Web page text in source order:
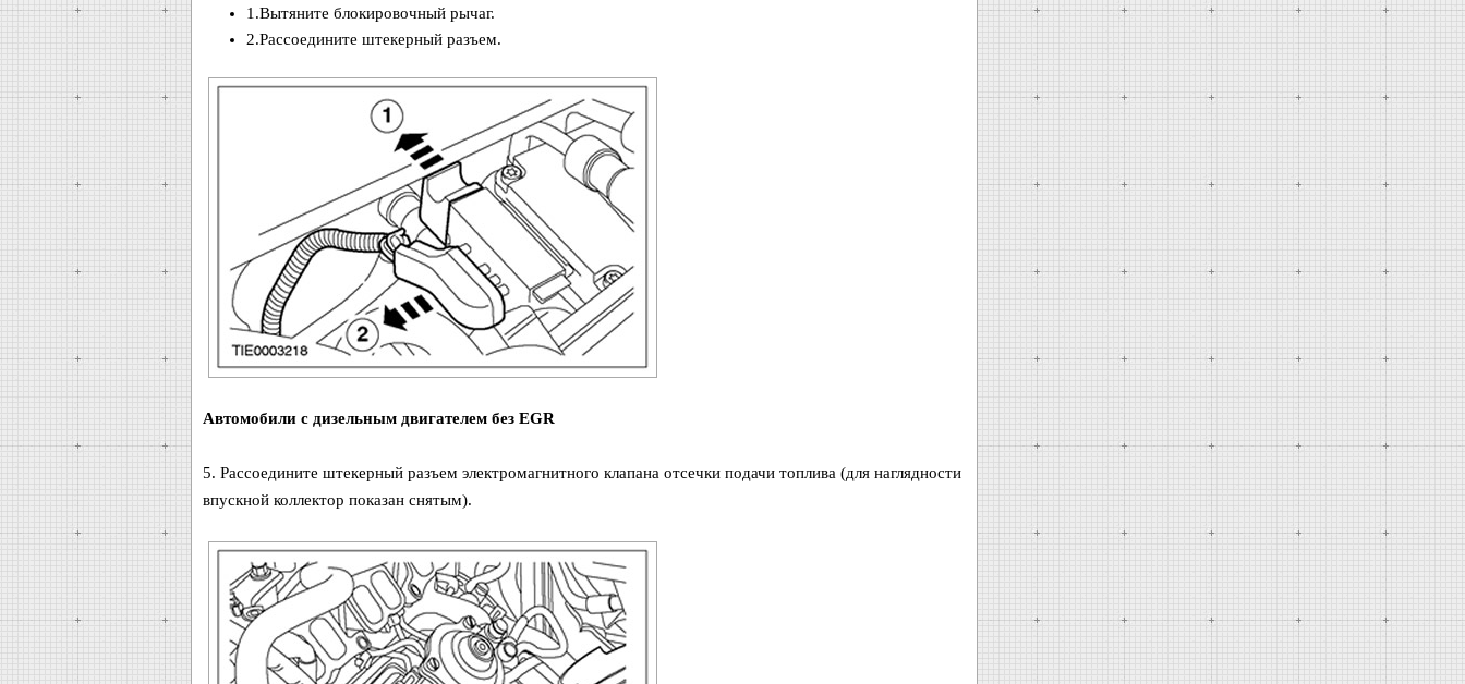
1.Вытяните блокировочный рычаг.
2.Рассоедините штекерный разъем.
Автомобили с дизельным двигателем без EGR
5. Рассоедините штекерный разъем электромагнитного клапана отсечки подачи топлива (для наглядности
впускной коллектор показан снятым).